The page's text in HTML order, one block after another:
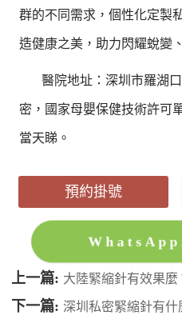
群的不同需求，個性化定製
造健康之美，助力閃耀蛻變
醫院地址：深圳市羅湖
密，國家母嬰保健技術許可
當天睇。
預約掛號
WhatsApp
上一篇: 大陸緊縮針有效果麼
下一篇: 深圳私密緊縮針有